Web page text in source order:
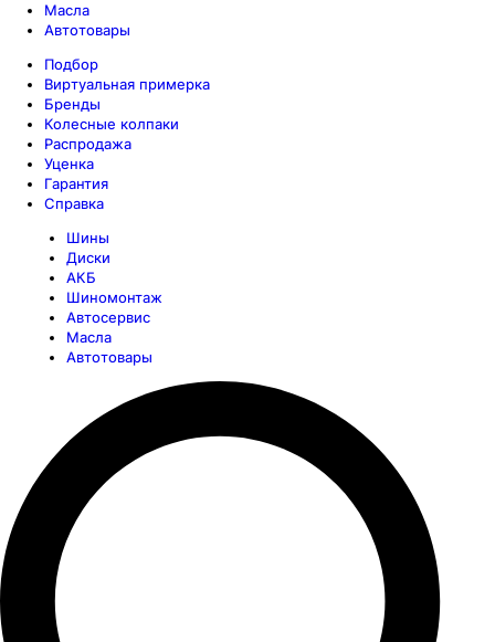
Масла
Автотовары
Подбор
Виртуальная примерка
Бренды
Колесные колпаки
Распродажа
Уценка
Гарантия
Справка
Шины
Диски
АКБ
Шиномонтаж
Автосервис
Масла
Автотовары